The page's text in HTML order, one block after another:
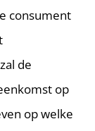
consument
de
op
op welke